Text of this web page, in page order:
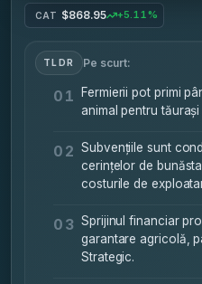
CAT $868.95 +5.11%
TLDR Pe scurt:
01
Fermierii pot primi
animal pentru
02 Subvențiile sunt
cerințelor de
costurile de
03 Sprijinul financiar
garantare agricolă,
Strategic.